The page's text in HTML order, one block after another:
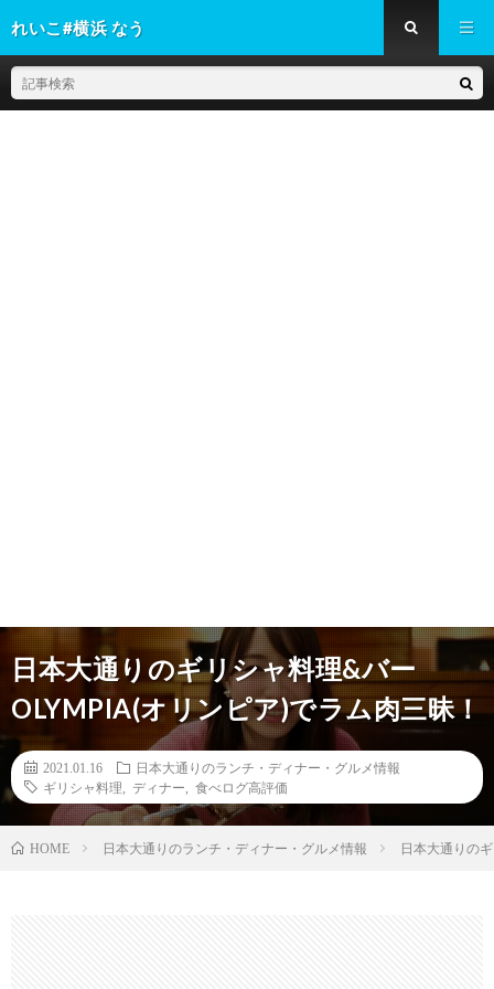
れいこ#横浜 なう
日本大通りのギリシャ料理&バー
OLYMPIA(オリンピア)でラム肉三昧！
2021.01.16
日本大通りのランチ・ディナー・グルメ情報
ギリシャ料理
ディナー 食べログ高評価
HOME 日本大通りのランチ・ディナー・グルメ情報 日本大通りの